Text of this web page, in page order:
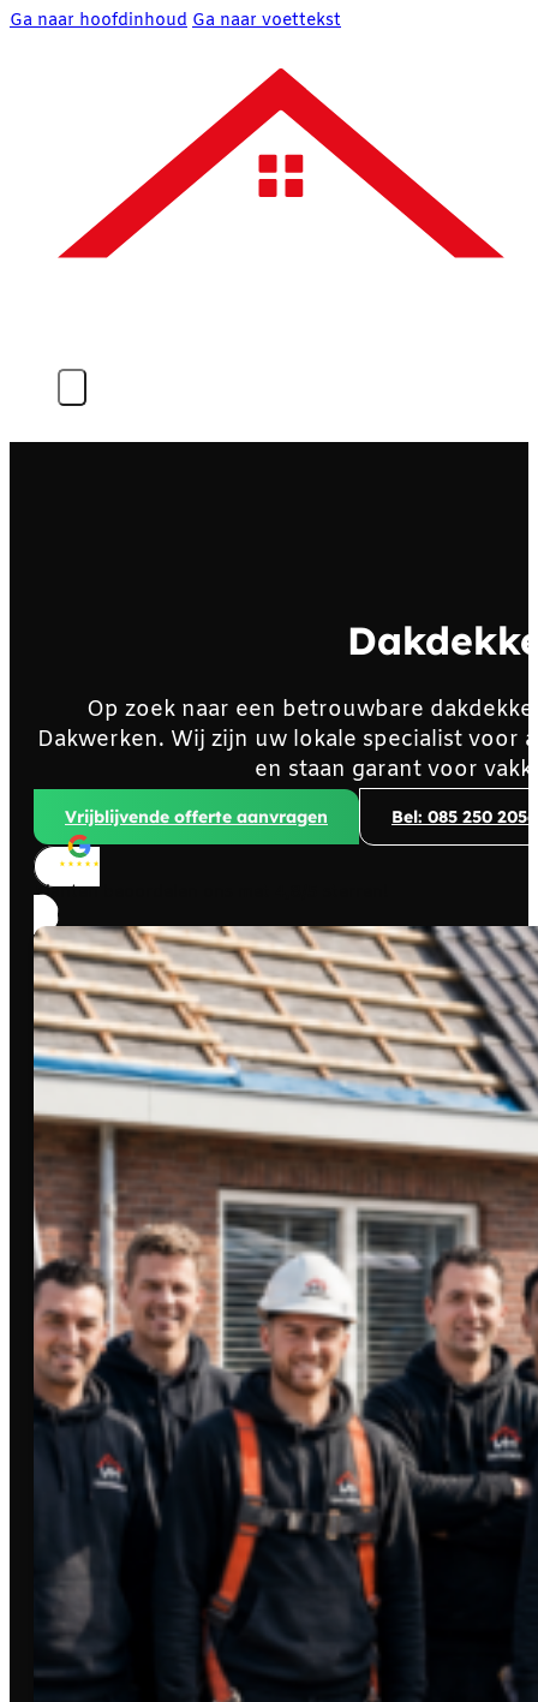
Ga naar hoofdinhoud Ga naar voettekst
Op zoek naar een betrouwbare
Dakwerken. Wij zijn uw lokale specialist voor
en staan garant voor
Vrijblijvende offerte aanvragen Bel: 085 250 2056
Klanten beoordelen ons met